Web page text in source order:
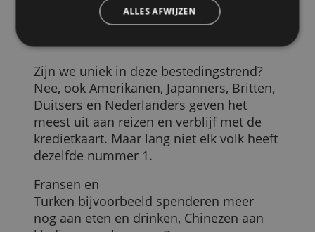
Verder wordt de kredietkaart in België
vooral gebruikt voor aanschaf van
gezond- en
schoonheidsproducten, brandstof
en doe-het-zelfartikelen. Opvallend is dat
cd's, dvd's en games niet in de top 10
meest voorkomende
aanschaffen voorkomen, maar boeken
nog nipt wel. We kopen 2 boeken, en ook
2 elektronische apparaten in een jaar.
Internationale verschillen
We delen ook informatie over uw gebruik van onze
deze kunnen combineren met andere informatie
die u aan hen heeft verstrekt of die zij hebben
verzameld door uw gebruik van hun diensten.
Privacybeleid
ALLES ACCEPTEREN